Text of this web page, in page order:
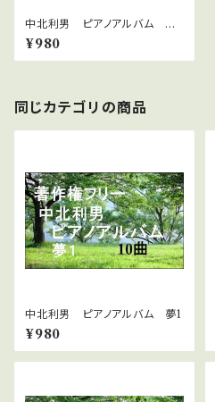
中北利男 ピアノアルバム 不
安
¥980
同じカテゴリの商品
中北利男 ピアノアルバム 夢1
¥980